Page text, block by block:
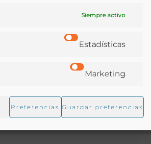
Siempre activo
Estadísticas
Marketing
Preferencias Guardar preferencias